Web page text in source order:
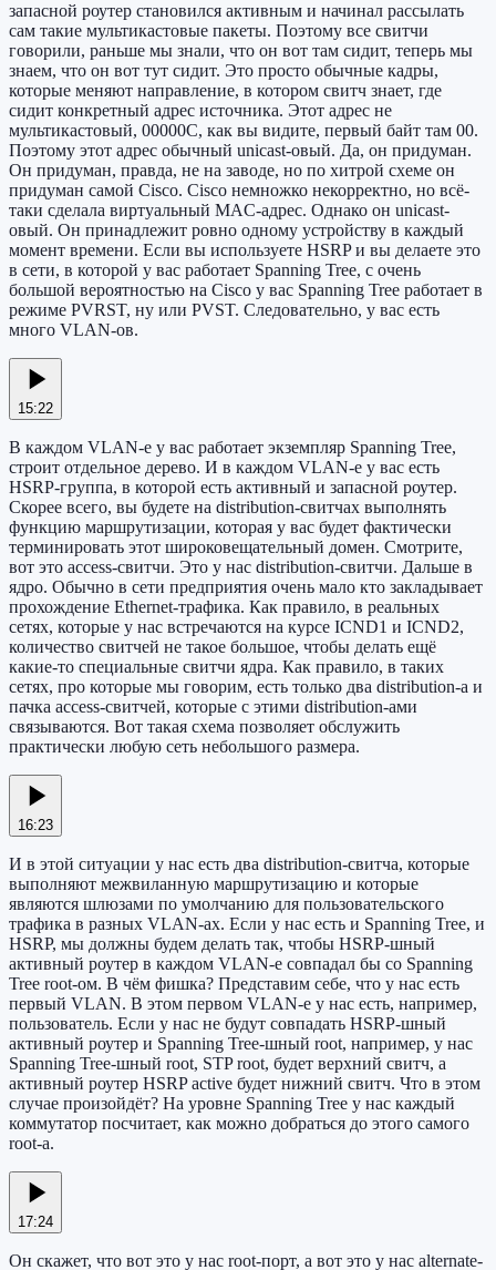
запасной роутер становился активным и начинал рассылать
сам такие мультикастовые пакеты. Поэтому все свитчи
говорили, раньше мы знали, что он вот там сидит, теперь мы
знаем, что он вот тут сидит. Это просто обычные кадры,
которые меняют направление, в котором свитч знает, где
сидит конкретный адрес источника. Этот адрес не
мультикастовый, 00000C, как вы видите, первый байт там 00.
Поэтому этот адрес обычный unicast-овый. Да, он придуман.
Он придуман, правда, не на заводе, но по хитрой схеме он
придуман самой Cisco. Cisco немножко некорректно, но всё-
таки сделала виртуальный MAC-адрес. Однако он unicast-
овый. Он принадлежит ровно одному устройству в каждый
момент времени. Если вы используете HSRP и вы делаете это
в сети, в которой у вас работает Spanning Tree, с очень
большой вероятностью на Cisco у вас Spanning Tree работает в
режиме PVRST, ну или PVST. Следовательно, у вас есть
много VLAN-ов.
15:22
В каждом VLAN-е у вас работает экземпляр Spanning Tree,
строит отдельное дерево. И в каждом VLAN-е у вас есть
HSRP-группа, в которой есть активный и запасной роутер.
Скорее всего, вы будете на distribution-свитчах выполнять
функцию маршрутизации, которая у вас будет фактически
терминировать этот широковещательный домен. Смотрите,
вот это access-свитчи. Это у нас distribution-свитчи. Дальше в
ядро. Обычно в сети предприятия очень мало кто закладывает
прохождение Ethernet-трафика. Как правило, в реальных
сетях, которые у нас встречаются на курсе ICND1 и ICND2,
количество свитчей не такое большое, чтобы делать ещё
какие-то специальные свитчи ядра. Как правило, в таких
сетях, про которые мы говорим, есть только два distribution-а и
пачка access-свитчей, которые с этими distribution-ами
связываются. Вот такая схема позволяет обслужить
практически любую сеть небольшого размера.
16:23
И в этой ситуации у нас есть два distribution-свитча, которые
выполняют межвиланную маршрутизацию и которые
являются шлюзами по умолчанию для пользовательского
трафика в разных VLAN-ах. Если у нас есть и Spanning Tree, и
HSRP, мы должны будем делать так, чтобы HSRP-шный
активный роутер в каждом VLAN-е совпадал бы со Spanning
Tree root-ом. В чём фишка? Представим себе, что у нас есть
первый VLAN. В этом первом VLAN-е у нас есть, например,
пользователь. Если у нас не будут совпадать HSRP-шный
активный роутер и Spanning Tree-шный root, например, у нас
Spanning Tree-шный root, STP root, будет верхний свитч, а
активный роутер HSRP active будет нижний свитч. Что в этом
случае произойдёт? На уровне Spanning Tree у нас каждый
коммутатор посчитает, как можно добраться до этого самого
root-а.
17:24
Он скажет, что вот это у нас root-порт, а вот это у нас alternate-